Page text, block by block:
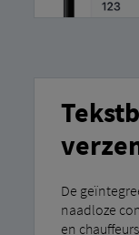
De
naadloze
en